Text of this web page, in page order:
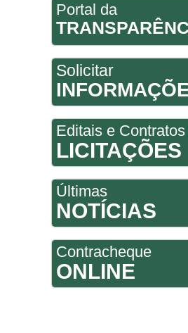
Portal da
Solicitar
Editais e
LICITAÇÕES
Últimas
NOTÍCIAS
Contracheque
ONLINE